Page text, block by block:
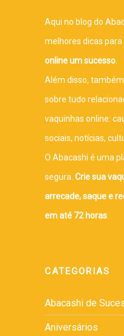
Aqui no blog do
melhores dicas
online um sucesso
Além disso,
sobre tudo
vaquinhas online:
sociais, notícias,
O Abacashi é uma
segura. Crie sua
arrecade, saque e
em até 72 horas
CATEGORIAS
Abacashi de
Aniversários